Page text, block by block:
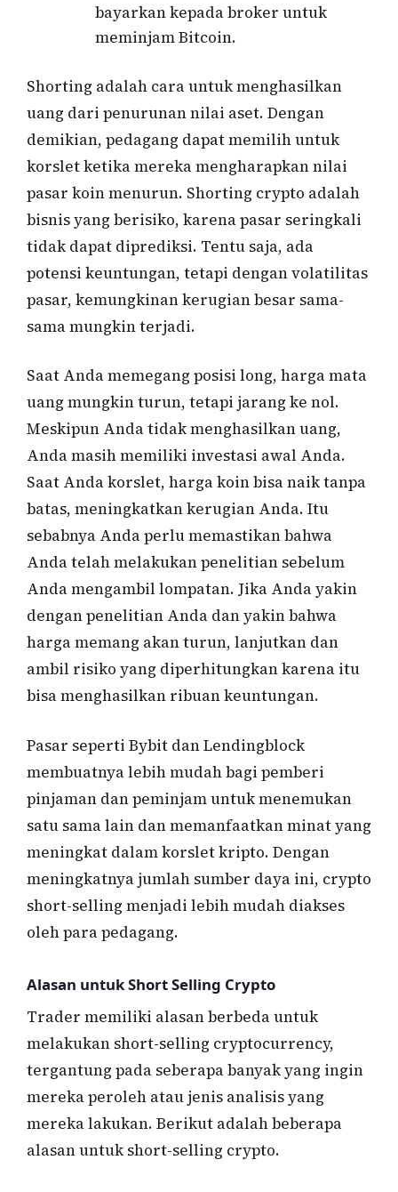
bayarkan kepada broker untuk
meminjam Bitcoin.
Shorting adalah cara untuk menghasilkan
uang dari penurunan nilai aset. Dengan
demikian, pedagang dapat memilih untuk
korslet ketika mereka mengharapkan nilai
pasar koin menurun. Shorting crypto adalah
bisnis yang berisiko, karena pasar seringkali
tidak dapat diprediksi. Tentu saja, ada
potensi keuntungan, tetapi dengan volatilitas
pasar, kemungkinan kerugian besar sama-
sama mungkin terjadi.
Saat Anda memegang posisi long, harga mata
uang mungkin turun, tetapi jarang ke nol.
Meskipun Anda tidak menghasilkan uang,
Anda masih memiliki investasi awal Anda.
Saat Anda korslet, harga koin bisa naik tanpa
batas, meningkatkan kerugian Anda. Itu
sebabnya Anda perlu memastikan bahwa
Anda telah melakukan penelitian sebelum
Anda mengambil lompatan. Jika Anda yakin
dengan penelitian Anda dan yakin bahwa
harga memang akan turun, lanjutkan dan
ambil risiko yang diperhitungkan karena itu
bisa menghasilkan ribuan keuntungan.
Pasar seperti Bybit dan Lendingblock
membuatnya lebih mudah bagi pemberi
pinjaman dan peminjam untuk menemukan
satu sama lain dan memanfaatkan minat yang
meningkat dalam korslet kripto. Dengan
meningkatnya jumlah sumber daya ini, crypto
short-selling menjadi lebih mudah diakses
oleh para pedagang.
Alasan untuk Short Selling Crypto
Trader memiliki alasan berbeda untuk
melakukan short-selling cryptocurrency,
tergantung pada seberapa banyak yang ingin
mereka peroleh atau jenis analisis yang
mereka lakukan. Berikut adalah beberapa
alasan untuk short-selling crypto.